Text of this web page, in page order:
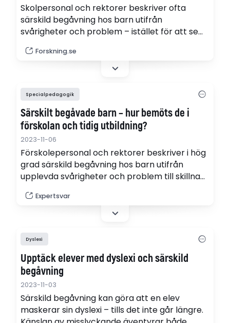
Skolpersonal och rektorer beskriver ofta
särskild begåvning hos barn utifrån
svårigheter och problem – istället för att se
och verksamheten. Det framgår av en ny
Forskning.se
Specialpedagogik
Särskilt begåvade barn – hur bemöts de i
förskolan och tidig utbildning?
2023-11-06
Förskolepersonal och rektorer beskriver i hög
grad särskild begåvning hos barn utifrån
upplevda svårigheter och problem till skillnad
– vare sig för barnet själv eller för
verksamheten i stort. Det är en av
drar i sin avhandling.
Expertsvar
Dyslexi
Upptäck elever med dyslexi och särskild
begåvning
2023-11-03
Särskild begåvning kan göra att en elev
maskerar sin dyslexi – tills det inte går längre.